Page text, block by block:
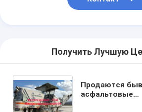
Получить Лучшую
Продаются
асфальтовые